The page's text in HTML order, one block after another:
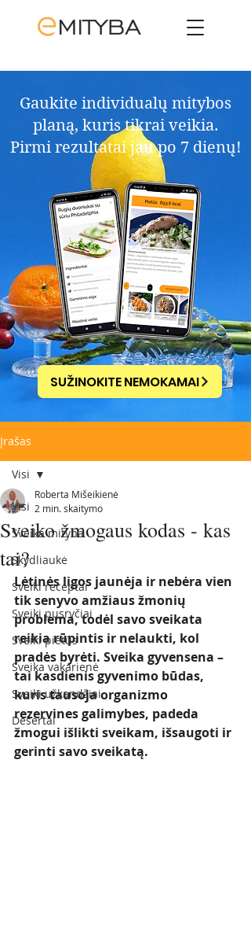
Gaukite individualų mitybos
planą, kuris tikrai veikia.​
Pirmi rezultatai jau po 7 dienų!
SUŽINOKITE NEMOKAMAI
Įrašas
Visi
Sveika mityba
Skydliaukė
Sveiki receptai
Sveiki pusryčiai
Sveiki pietūs
Sveika vakarienė
Sveiki užkandžiai
Desertai
Visi
Sveiko žmogaus kodas - kas
tai?
Roberta Mišeikienė
2 min. skaitymo
Lėtinės ligos jaunėja ir nebėra vien
tik senyvo amžiaus žmonių
problema, todėl savo sveikata
reikia rūpintis ir nelaukti, kol
pradės byrėti. Sveika gyvensena –
tai kasdienis gyvenimo būdas,
kuris tausoja organizmo
rezervines galimybes, padeda
žmogui išlikti sveikam, išsaugoti ir
gerinti savo sveikatą.